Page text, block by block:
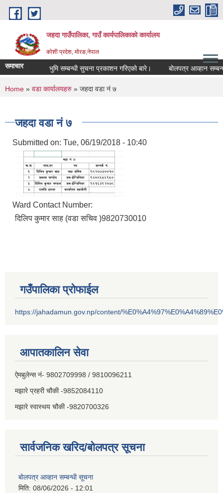
Skip to main content
जहदा गाउँपालिका, गाउँ कार्यपालिकाको कार्यालय
कोशी प्रदेश, मोरङ,नेपाल
समाचार भुमि सम्बन्धी सुचना प्रकाशन गरिएको बारे। बोलपत्र आव्हान
You are here
Home » वडा कार्यालयहरु » जहदा वडा नं ७
जहदा वडा नं ७
Submitted on: Tue, 06/19/2018 - 10:40
Ward Contact Number:
दिलिप कुमार साह (वडा सचिव )9820730010
गउँपालिका प्रोफाईल
https://jahadamun.gov.np/content/
आपातकालिन सेवा
ऐमबुलेन्स नं- 9802709998 / 9810096211
मझारे प्रहरी चौकी -9852084110
मझारे स्वास्थय चौकी -9820700326
सार्वजनिक खरिद/बोलपत्र सूचना
बोलपत्र आव्हान सम्बन्धी सूचना
मिति: 08/06/2026 - 12:01